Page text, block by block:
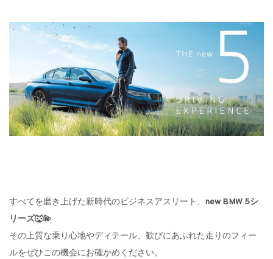
すべてを磨き上げた新時代のビジネスアスリート、 new BMW 5シ
リーズ🐺💫
その上質な乗り心地やディテール、歓びにあふれた走りのフィー
ルをぜひこの機会にお確かめください。